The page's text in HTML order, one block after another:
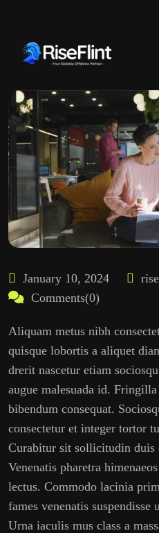
January 10, 2024
Comments(0)
Aliquam metus nibh
quisque lobortis a aliquet
drerit nascetur etiam
augue malesuada id.
bibendum consequat.
consectetur et integer tortor
Curabitur sit sollicitudin duis
Venenatis pharetra
lectus. Commodo lacinia
fames venenatis suspendisse
Urna iaculis mus class a